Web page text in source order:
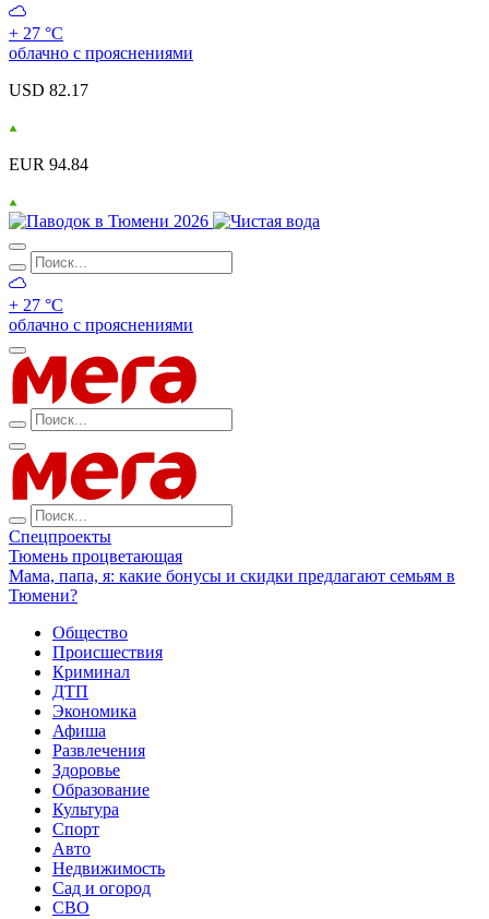
+ 27 °С
облачно с прояснениями
USD 82.17
EUR 94.84
+ 27 °С
облачно с прояснениями
Спецпроекты
Тюмень процветающая
Мама, папа, я: какие бонусы и скидки предлагают семьям в
Тюмени?
Общество
Происшествия
Криминал
ДТП
Экономика
Афиша
Развлечения
Здоровье
Образование
Культура
Спорт
Авто
Недвижимость
Сад и огород
СВО